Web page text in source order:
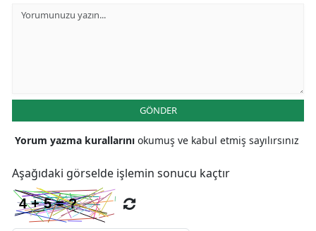
GÖNDER
Yorum yazma kurallarını okumuş ve kabul etmiş sayılırsınız
Aşağıdaki görselde işlemin sonucu kaçtır